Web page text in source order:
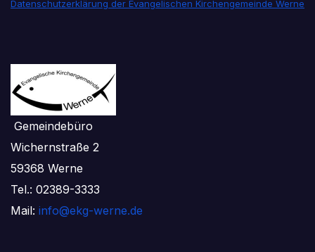
Datenschutzerklärung der Evangelischen Kirchengemeinde Werne
Gemeindebüro
Wichernstraße 2
59368 Werne
Tel.: 02389-3333
Mail: info@ekg-werne.de